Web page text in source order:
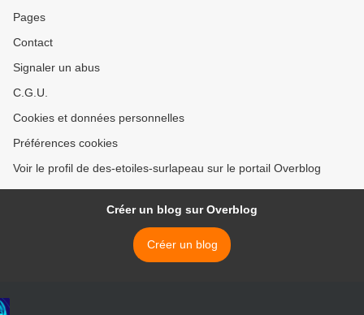
Pages
Contact
Signaler un abus
C.G.U.
Cookies et données personnelles
Préférences cookies
Voir le profil de des-etoiles-surlapeau sur le portail Overblog
Créer un blog sur Overblog
Créer un blog